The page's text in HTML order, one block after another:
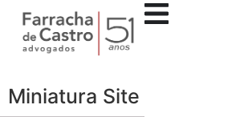
Miniatura Site